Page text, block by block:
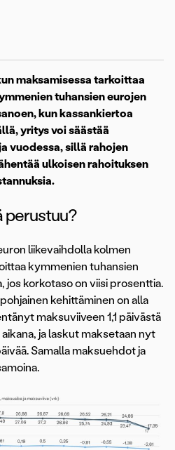
maksamisessa tarkoittaa
tuhansien eurojen
kun kassankiertoa
yritys voi säästää
vuodessa, sillä rahojen
ulkoisen rahoituksen
perustuu?
liikevaihdolla kolmen
kymmenien tuhansien
jos korkotaso on viisi prosenttia.
kehittäminen on alla
maksuviiveen 1,1 päivästä
ja laskut maksetaan nyt
Samalla maksuehdot ja